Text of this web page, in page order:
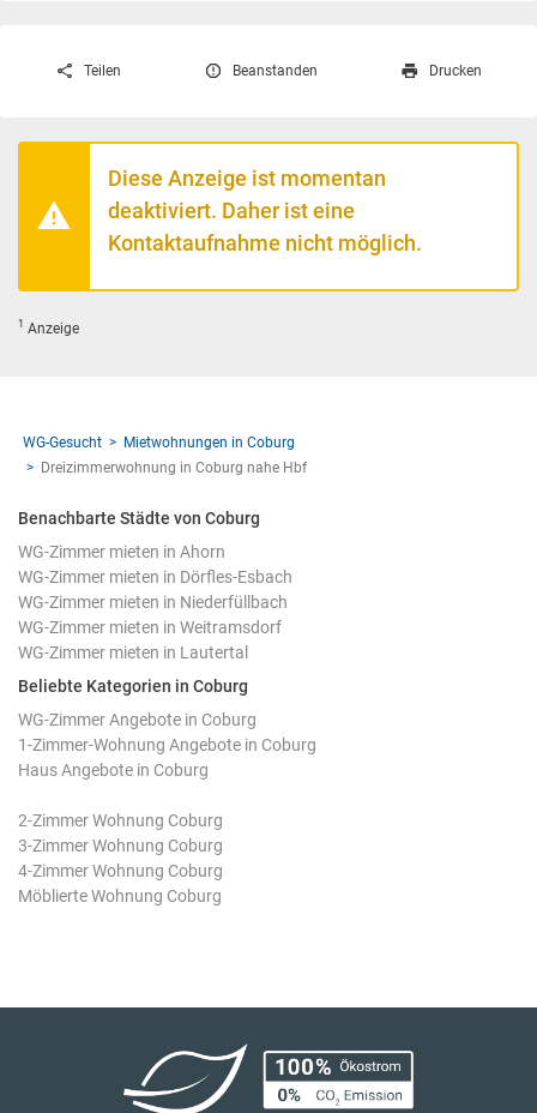
Teilen Beanstanden Drucken
Diese Anzeige ist momentan
deaktiviert. Daher ist eine
Kontaktaufnahme nicht möglich.
1 Anzeige
WG-Gesucht
Mietwohnungen in Coburg
Dreizimmerwohnung in Coburg nahe Hbf
Benachbarte Städte von Coburg
WG-Zimmer mieten in Ahorn
WG-Zimmer mieten in Dörfles-Esbach
WG-Zimmer mieten in Niederfüllbach
WG-Zimmer mieten in Weitramsdorf
WG-Zimmer mieten in Lautertal
Beliebte Kategorien in Coburg
WG-Zimmer Angebote in Coburg
1-Zimmer-Wohnung Angebote in Coburg
Haus Angebote in Coburg
2-Zimmer Wohnung Coburg
3-Zimmer Wohnung Coburg
4-Zimmer Wohnung Coburg
Möblierte Wohnung Coburg